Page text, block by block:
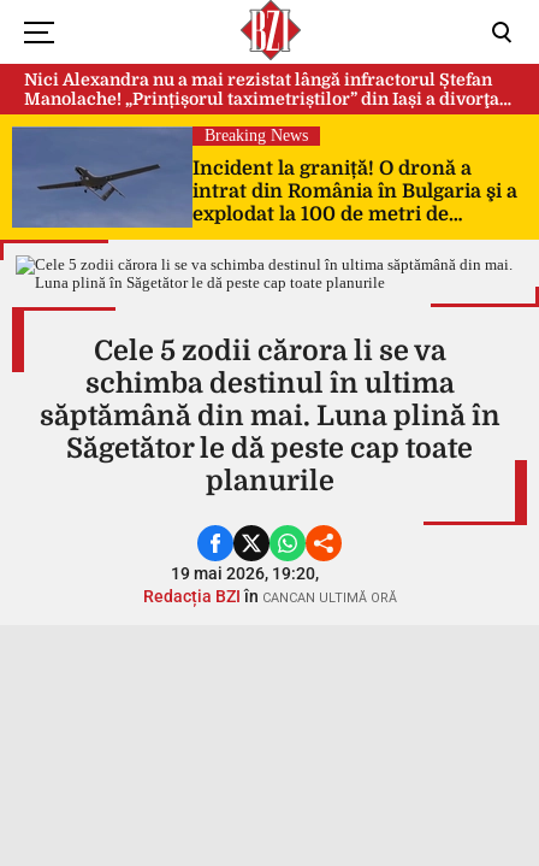
Nici Alexandra nu a mai rezistat lângă infractorul Ștefan
Manolache! „Prințișorul taximetriștilor” din Iași a divorţat
după doi ani de căsnicie
Breaking News
Incident la graniță! O dronă a
intrat din România în Bulgaria şi a
explodat la 100 de metri de
frontieră
Cele 5 zodii cărora li se va
schimba destinul în ultima
săptămână din mai. Luna plină în
Săgetător le dă peste cap toate
planurile
19 mai 2026, 19:20,
Redacția BZIîn CANCAN ULTIMĂ ORĂ